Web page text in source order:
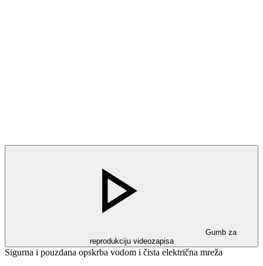
Gumb za
reprodukciju videozapisa
Sigurna i pouzdana opskrba vodom i čista električna mreža